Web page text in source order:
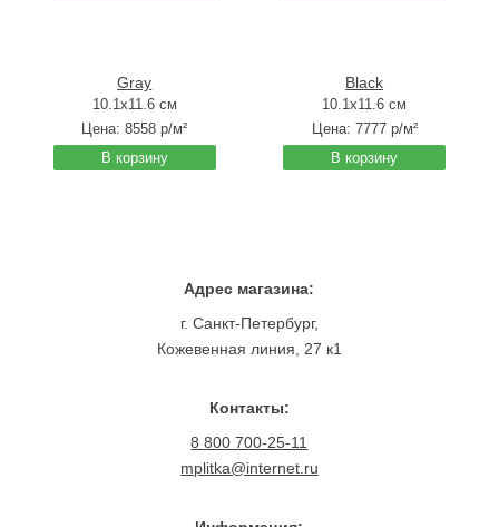
Gray
10.1x11.6 см
Цена:8558 р/м²
В корзину
Black
10.1x11.6 см
Цена: 7777р/м²
В корзину
Адрес магазина:
г. Санкт-Петербург,
Кожевенная линия, 27 к1
Контакты:
8 800 700-25-11
mplitka@internet.ru